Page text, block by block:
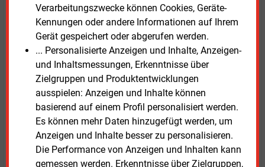
Verarbeitungszwecke können Cookies, Geräte-
Kennungen oder andere Informationen auf Ihrem
Gerät gespeichert oder abgerufen werden.
... Personalisierte Anzeigen und Inhalte, Anzeigen-
und Inhaltsmessungen, Erkenntnisse über
Zielgruppen und Produktentwicklungen
ausspielen: Anzeigen und Inhalte können
basierend auf einem Profil personalisiert werden.
Es können mehr Daten hinzugefügt werden, um
Anzeigen und Inhalte besser zu personalisieren.
Die Performance von Anzeigen und Inhalten kann
gemessen werden. Erkenntnisse über Zielgruppen,
Parallel treibt Stromnetz Berlin den Ausbau digitaler
Infrastruktur voran. Dazu zählt unter anderem der
Rollout intelligenter Messsysteme. Nach
Unternehmensangaben sollen perspektivisch mehrere
Hunderttausend Geräte installiert werden, um
flexiblen Verbrauch und dezentrale Erzeugung besser
zu steuern.
Die Entwicklung des Unternehmens steht im Kontext
der energiepolitischen Ziele des Landes Berlin. Der
Ausbau und die Modernisierung der Stromnetze